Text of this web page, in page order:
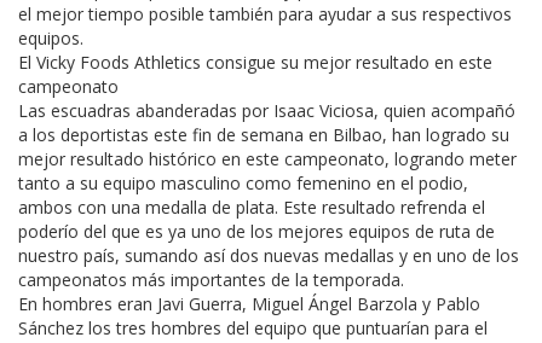
el mejor tiempo posible también para ayudar a sus respectivos
equipos.
El Vicky Foods Athletics consigue su mejor resultado en este
campeonato
Las escuadras abanderadas por Isaac Viciosa, quien acompañó
a los deportistas este fin de semana en Bilbao, han logrado su
mejor resultado histórico en este campeonato, logrando meter
tanto a su equipo masculino como femenino en el podio,
ambos con una medalla de plata. Este resultado refrenda el
poderío del que es ya uno de los mejores equipos de ruta de
nuestro país, sumando así dos nuevas medallas y en uno de los
campeonatos más importantes de la temporada.
En hombres eran Javi Guerra, Miguel Ángel Barzola y Pablo
Sánchez los tres hombres del equipo que puntuarían para el